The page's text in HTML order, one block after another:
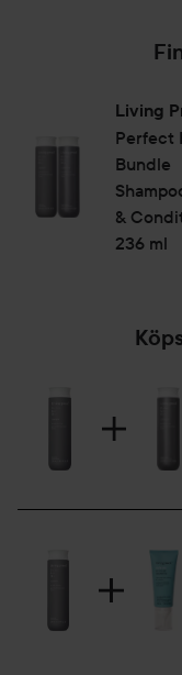
Living
Perfect
Bundle
&
236 ml